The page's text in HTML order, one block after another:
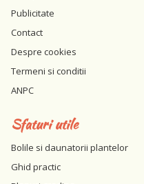
Publicitate
Contact
Despre cookies
Termeni si conditii
ANPC
Sfaturi utile
Bolile si daunatorii plantelor
Ghid practic